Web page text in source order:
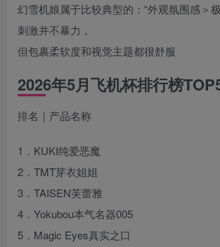
幻雪机娘属于比较典型的：“外观氛围感＞
刺激并不暴力，
但包裹柔软度和视觉主题都很舒服
2026年5月飞机杯排行榜
排名｜产品名称
1．KUKI纯爱恶魔
2．TMT芽衣姐姐
3．TAISEN芙蕾雅
4．Yokubou本气名器005
5．Magic Eyes真实之口